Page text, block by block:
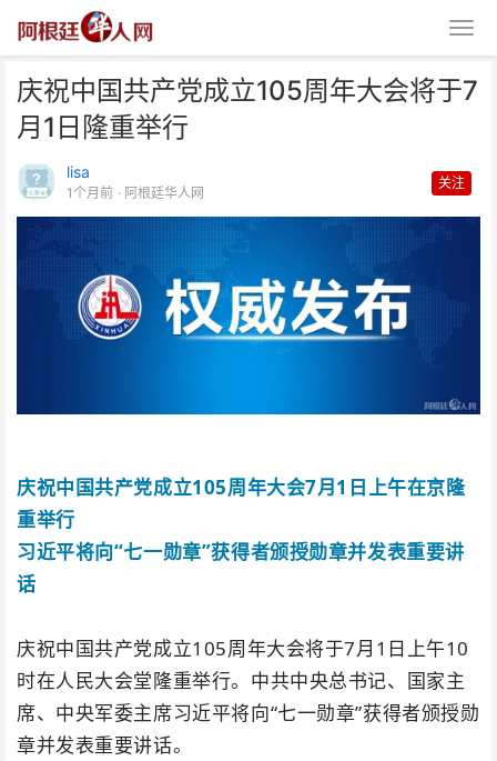
庆祝中国共产党成立105周年大会将于7
月1日隆重举行
lisa
1个月前 · 阿根廷华人网
关注
庆祝中国共产党成立105周年大会7月1日上午在京隆
重举行
习近平将向“七一勋章”获得者颁授勋章并发表重要讲
话
庆祝中国共产党成立105周年大会将于7月1日上午10
时在人民大会堂隆重举行。中共中央总书记、国家主
席、中央军委主席习近平将向“七一勋章”获得者颁授勋
章并发表重要讲话。
庆祝中国共产党成立105周年大会
将于7月1日隆重举行